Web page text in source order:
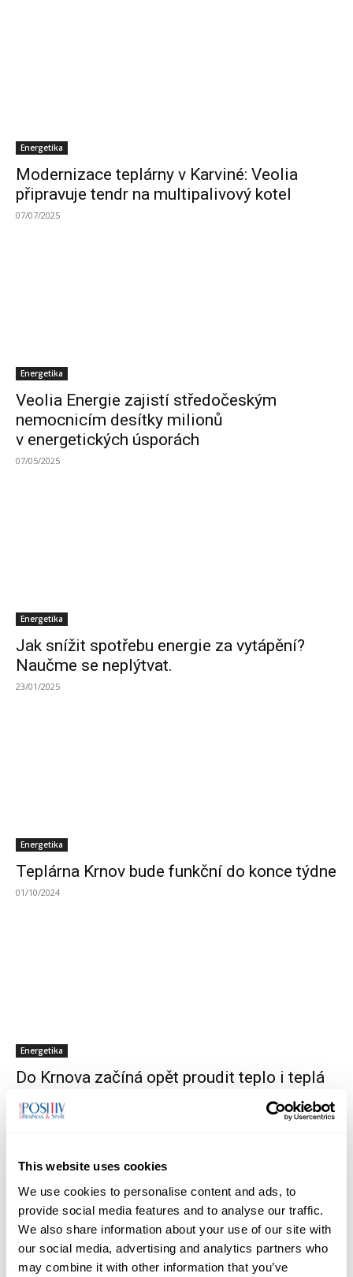
This website uses cookies
We use cookies to personalise content and ads, to
provide social media features and to analyse our traffic.
We also share information about your use of our site with
our social media, advertising and analytics partners who
may combine it with other information that you’ve
Energetika
Modernizace teplárny v Karviné: Veolia
připravuje tendr na multipalivový kotel
07/07/2025
Energetika
Veolia Energie zajistí středočeským
nemocnicím desítky milionů
v energetických úsporách
07/05/2025
Energetika
Jak snížit spotřebu energie za vytápění?
Naučme se neplýtvat.
23/01/2025
Energetika
Teplárna Krnov bude funkční do konce týdne
01/10/2024
Energetika
Do Krnova začíná opět proudit teplo i teplá
26/09/2024